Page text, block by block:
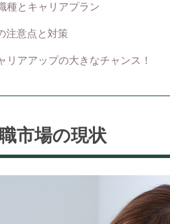
種とキャリアプラン
注意点と対策
リアアップの大きなチャンス！
市場の現状